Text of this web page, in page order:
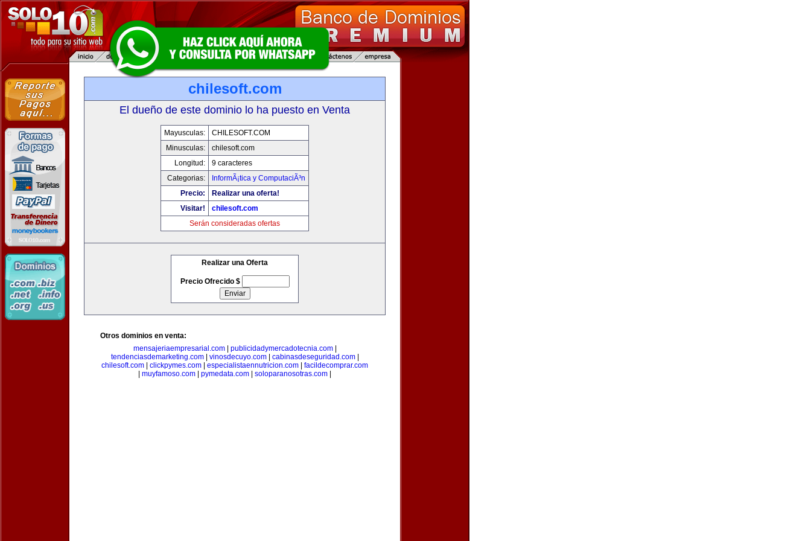
chilesoft.com
El dueño de este dominio lo ha puesto en Venta
Mayusculas:
CHILESOFT.COM
Minusculas:
chilesoft.com
Longitud:
9 caracteres
Categorias:
InformÃ¡tica y ComputaciÃ³n
Precio:
Realizar una oferta!
Visitar!
chilesoft.com
Serán consideradas ofertas
Realizar una Oferta
Precio Ofrecido $
Otros dominios en venta:
mensajeriaempresarial.com| publicidadymercadotecnia.com|
tendenciasdemarketing.com| vinosdecuyo.com| cabinasdeseguridad.com|
chilesoft.com
clickpymes.com especialistaennutricion.com
facildecomprar.com
muyfamoso.com pymedata.com soloparanosotras.com